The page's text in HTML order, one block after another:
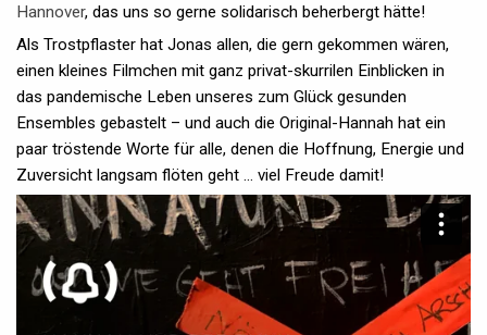
Hannover, das uns so gerne solidarisch beherbergt hätte!
Als Trostpflaster hat Jonas allen, die gern gekommen wären,
einen kleines Filmchen mit ganz privat-skurrilen Einblicken in
das pandemische Leben unseres zum Glück gesunden
Ensembles gebastelt – und auch die Original-Hannah hat ein
paar tröstende Worte für alle, denen die Hoffnung, Energie und
Zuversicht langsam flöten geht … viel Freude damit!